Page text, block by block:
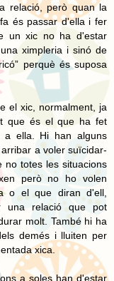
relació, però quan la
és passar d'ella i fer
un xic no ha d'estar
ximpleria i sinó de
perquè és suposa
el xic, normalment, ja
que és el que ha fet
a ella. Hi han alguns
a voler suïcidar-
no totes les situacions
però no ho volen
o el que diran d'ell,
una relació que pot
molt. També hi ha
demés i lluiten per
xica.
a soles han d'estar